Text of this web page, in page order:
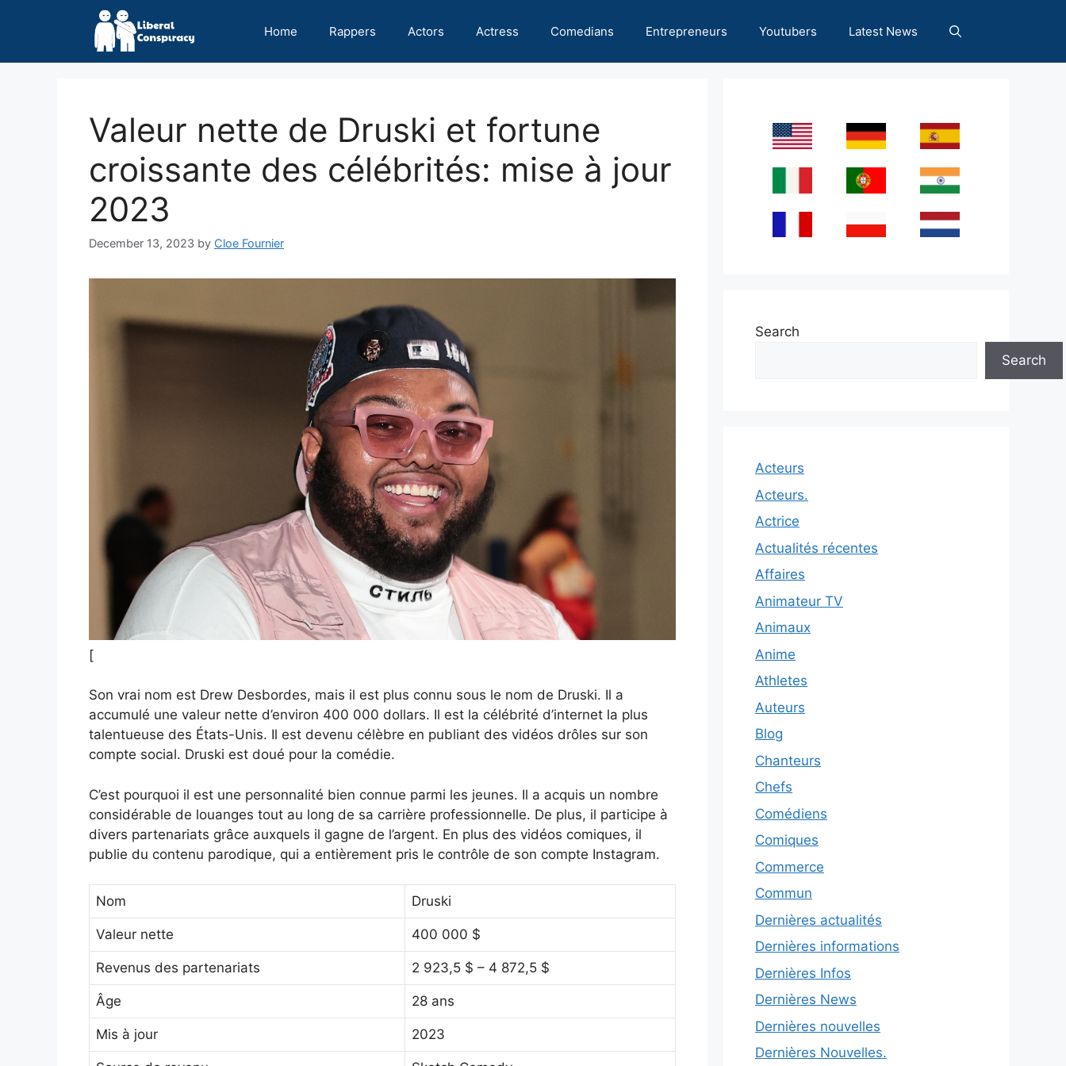
Home Rappers Actors Actress Comedians Entrepreneurs Youtubers Latest News
Valeur nette de Druski et fortune
croissante des célébrités: mise à jour
2023
December 13, 2023 by Cloe Fournier
[
Son vrai nom est Drew Desbordes, mais il est plus connu sous le nom de Druski. Il a
accumulé une valeur nette d’environ 400 000 dollars. Il est la célébrité d’internet la plus
talentueuse des États-Unis. Il est devenu célèbre en publiant des vidéos drôles sur son
compte social. Druski est doué pour la comédie.
C’est pourquoi il est une personnalité bien connue parmi les jeunes. Il a acquis un nombre
considérable de louanges tout au long de sa carrière professionnelle. De plus, il participe à
divers partenariats grâce auxquels il gagne de l’argent. En plus des vidéos comiques, il
publie du contenu parodique, qui a entièrement pris le contrôle de son compte Instagram.
Nom Druski
Valeur nette 400 000 $
Revenus des partenariats 2 923,5 $ – 4 872,5 $
Âge 28 ans
Mis à jour 2023
Search
Search
Acteurs
Acteurs.
Actrice
Actualités récentes
Affaires
Animateur TV
Animaux
Anime
Athletes
Auteurs
Blog
Chanteurs
Chefs
Comédiens
Comiques
Commerce
Commun
Dernières actualités
Dernières informations
Dernières Infos
Dernières News
Dernières nouvelles
Dernières Nouvelles.